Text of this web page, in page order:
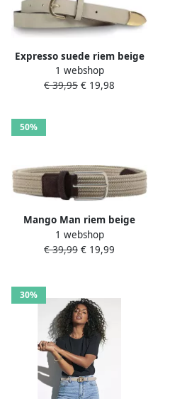
Expresso suede riem beige
1 webshop
€ 39,95 € 19,98
50%
Mango Man riem beige
1 webshop
€ 39,99 € 19,99
30%